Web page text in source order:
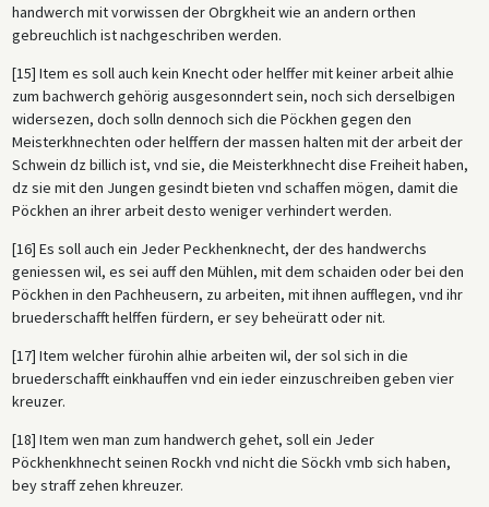
handwerch mit vorwissen der Obrgkheit wie an andern orthen
gebreuchlich ist nachgeschriben werden.
[15] Item es soll auch kein Knecht oder helffer mit keiner arbeit alhie
zum bachwerch gehörig ausgesonndert sein, noch sich derselbigen
widersezen, doch solln dennoch sich die Pöckhen gegen den
Meisterkhnechten oder helffern der massen halten mit der arbeit der
Schwein dz billich ist, vnd sie, die Meisterkhnecht dise Freiheit haben,
dz sie mit den Jungen gesindt bieten vnd schaffen mögen, damit die
Pöckhen an ihrer arbeit desto weniger verhindert werden.
[16] Es soll auch ein Jeder Peckhenknecht, der des handwerchs
geniessen wil, es sei auff den Mühlen, mit dem schaiden oder bei den
Pöckhen in den Pachheusern, zu arbeiten, mit ihnen aufflegen, vnd ihr
bruederschafft helffen fürdern, er sey beheüratt oder nit.
[17] Item welcher fürohin alhie arbeiten wil, der sol sich in die
bruederschafft einkhauffen vnd ein ieder einzuschreiben geben vier
kreuzer.
[18] Item wen man zum handwerch gehet, soll ein Jeder
Pöckhenkhnecht seinen Rockh vnd nicht die Söckh vmb sich haben,
bey straff zehen khreuzer.